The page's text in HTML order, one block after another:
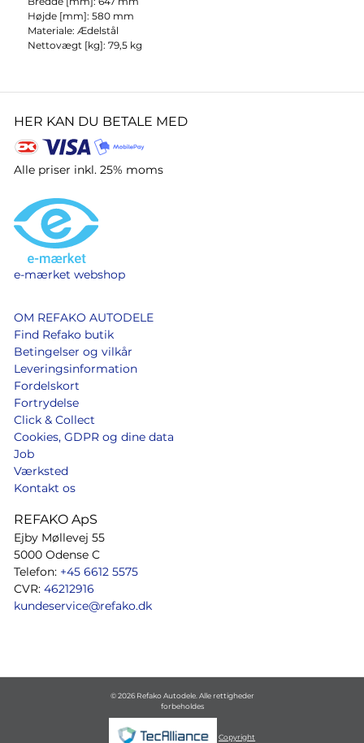
Højde [mm]: 580 mm
Materiale: Ædelstål
Nettovægt [kg]: 79,5 kg
HER KAN DU BETALE MED
Alle priser inkl. 25% moms
e-mærket webshop
OM REFAKO AUTODELE
Find Refako butik
Betingelser og vilkår
Leveringsinformation
Fordelskort
Fortrydelse
Click & Collect
Cookies, GDPR og dine data
Job
Værksted
Kontakt os
REFAKO ApS
Ejby Møllevej 55
5000 Odense C
Telefon: +45 6612 5575
CVR: 46212916
kundeservice@refako.dk
© 2026 Refako Autodele. Alle rettigheder
forbeholdes
Copyright